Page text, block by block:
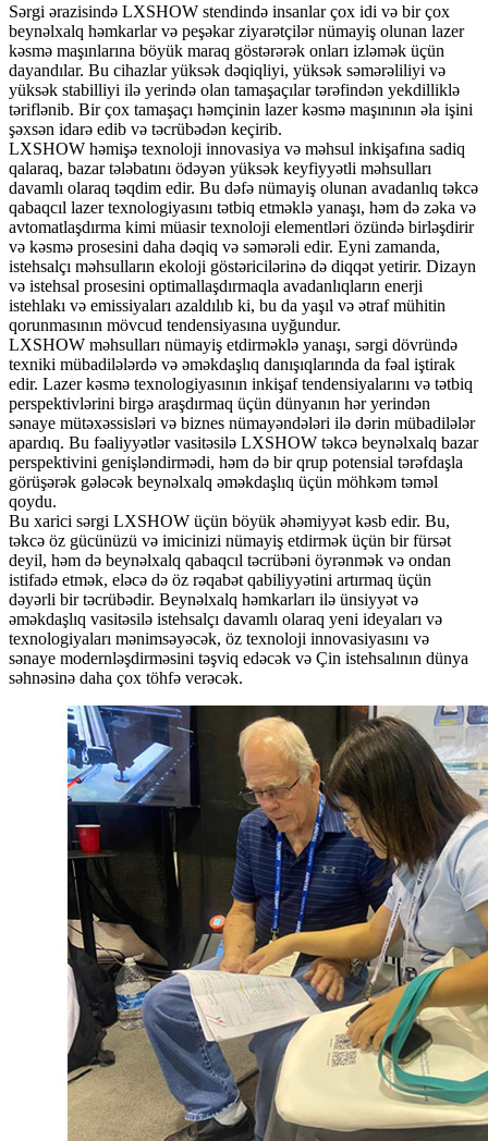
Sərgi ərazisində LXSHOW stendində insanlar çox idi və bir çox
beynəlxalq həmkarlar və peşəkar ziyarətçilər nümayiş olunan lazer
kəsmə maşınlarına böyük maraq göstərərək onları izləmək üçün
dayandılar. Bu cihazlar yüksək dəqiqliyi, yüksək səmərəliliyi və
yüksək stabilliyi ilə yerində olan tamaşaçılar tərəfindən yekdilliklə
təriflənib. Bir çox tamaşaçı həmçinin lazer kəsmə maşınının əla işini
şəxsən idarə edib və təcrübədən keçirib.
LXSHOW həmişə texnoloji innovasiya və məhsul inkişafına sadiq
qalaraq, bazar tələbatını ödəyən yüksək keyfiyyətli məhsulları
davamlı olaraq təqdim edir. Bu dəfə nümayiş olunan avadanlıq təkcə
qabaqcıl lazer texnologiyasını tətbiq etməklə yanaşı, həm də zəka və
avtomatlaşdırma kimi müasir texnoloji elementləri özündə birləşdirir
və kəsmə prosesini daha dəqiq və səmərəli edir. Eyni zamanda,
istehsalçı məhsulların ekoloji göstəricilərinə də diqqət yetirir. Dizayn
və istehsal prosesini optimallaşdırmaqla avadanlıqların enerji
istehlakı və emissiyaları azaldılıb ki, bu da yaşıl və ətraf mühitin
qorunmasının mövcud tendensiyasına uyğundur.
LXSHOW məhsulları nümayiş etdirməklə yanaşı, sərgi dövründə
texniki mübadilələrdə və əməkdaşlıq danışıqlarında da fəal iştirak
edir. Lazer kəsmə texnologiyasının inkişaf tendensiyalarını və tətbiq
perspektivlərini birgə araşdırmaq üçün dünyanın hər yerindən
sənaye mütəxəssisləri və biznes nümayəndələri ilə dərin mübadilələr
apardıq. Bu fəaliyyətlər vasitəsilə LXSHOW təkcə beynəlxalq bazar
perspektivini genişləndirmədi, həm də bir qrup potensial tərəfdaşla
görüşərək gələcək beynəlxalq əməkdaşlıq üçün möhkəm təməl
qoydu.
Bu xarici sərgi LXSHOW üçün böyük əhəmiyyət kəsb edir. Bu,
təkcə öz gücünüzü və imicinizi nümayiş etdirmək üçün bir fürsət
deyil, həm də beynəlxalq qabaqcıl təcrübəni öyrənmək və ondan
istifadə etmək, eləcə də öz rəqabət qabiliyyətini artırmaq üçün
dəyərli bir təcrübədir. Beynəlxalq həmkarları ilə ünsiyyət və
əməkdaşlıq vasitəsilə istehsalçı davamlı olaraq yeni ideyaları və
texnologiyaları mənimsəyəcək, öz texnoloji innovasiyasını və
sənaye modernləşdirməsini təşviq edəcək və Çin istehsalının dünya
səhnəsinə daha çox töhfə verəcək.